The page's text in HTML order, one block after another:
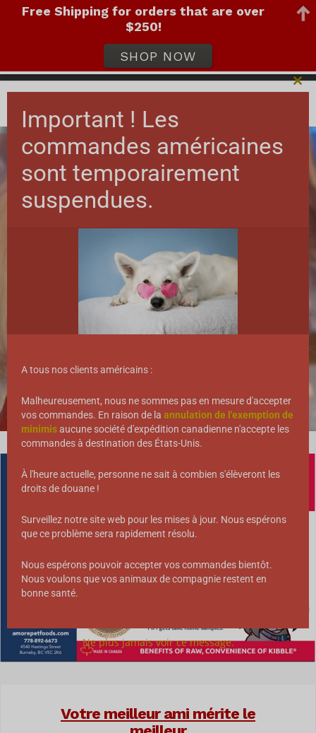
(778) 892-6673 barbara@amorepetfoods.com
D'ORIGINE LOCALE
COMMERCE HUMAIN
100% NATUREL
Votre meilleur ami mérite le
Important ! Les
commandes américaines
sont temporairement
suspendues.
A tous nos clients américains :
Malheureusement, nous ne sommes pas en mesure d'accepter
vos commandes. En raison de la annulation de l'exemption de
minimisaucune société d'expédition canadienne n'accepte les
commandes à destination des États-Unis.
À l'heure actuelle, personne ne sait à combien s'élèveront les
droits de douane !
Surveillez notre site web pour les mises à jour. Nous espérons
que ce problème sera rapidement résolu.
Nous espérons pouvoir accepter vos commandes bientôt.
Nous voulons que vos animaux de compagnie restent en
bonne santé.
Ne plus jamais voir ce message.
Free Shipping for orders that are over
$250!
SHOP NOW